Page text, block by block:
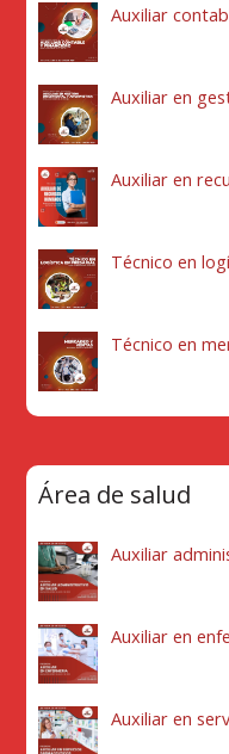
Auxiliar
Auxiliar en
Auxiliar en
Técnico en
Técnico en
Área de salud
Auxiliar
Auxiliar en
Auxiliar en